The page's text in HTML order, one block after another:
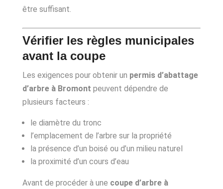
être suffisant.
Vérifier les règles municipales
avant la coupe
Les exigences pour obtenir un permis d’abattage
d’arbre à Bromont peuvent dépendre de
plusieurs facteurs :
le diamètre du tronc
l’emplacement de l’arbre sur la propriété
la présence d’un boisé ou d’un milieu naturel
la proximité d’un cours d’eau
Avant de procéder à une coupe d’arbre à